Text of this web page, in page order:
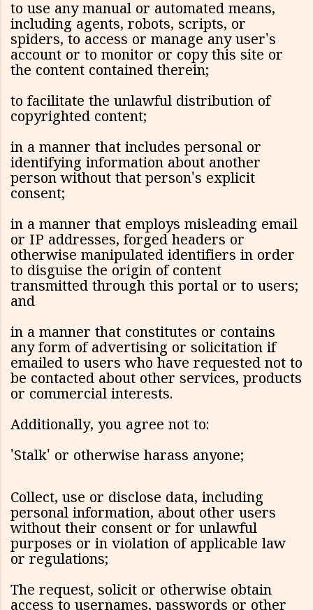
to use any manual or automated means,
including agents, robots, scripts, or
spiders, to access or manage any user's
account or to monitor or copy this site or
the content contained therein;
to facilitate the unlawful distribution of
copyrighted content;
in a manner that includes personal or
identifying information about another
person without that person's explicit
consent;
in a manner that employs misleading email
or IP addresses, forged headers or
otherwise manipulated identifiers in order
to disguise the origin of content
transmitted through this portal or to users;
and
in a manner that constitutes or contains
any form of advertising or solicitation if
emailed to users who have requested not to
be contacted about other services, products
or commercial interests.
Additionally, you agree not to:
'Stalk' or otherwise harass anyone;
Collect, use or disclose data, including
personal information, about other users
without their consent or for unlawful
purposes or in violation of applicable law
or regulations;
The request, solicit or otherwise obtain